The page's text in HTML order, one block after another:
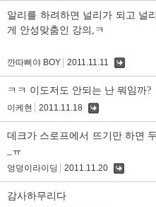
알리를 하려하면 널리가 되고 널
게 안성맞춤인 강의,ㅋ
깐따삐야 BOY 2011.11.11
ㅋㅋ 이도저도 안되는 난 뭐임까?
이케현 2011.11.18
데크가 스로프에서 뜨기만 하면
_ㅠ
엉덩이라이딩 2011.11.20
감사하무리다